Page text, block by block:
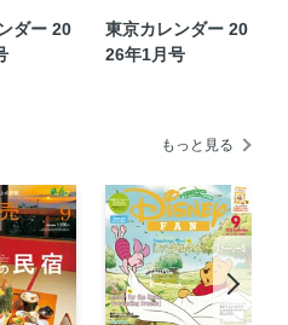
ダー 20
東京カレンダー 20
26年1月号
もっと見る